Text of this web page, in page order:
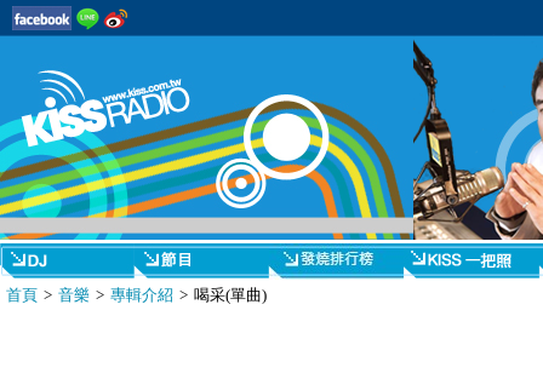
首頁 > 音樂 > 專輯介紹 > 喝采(單曲)